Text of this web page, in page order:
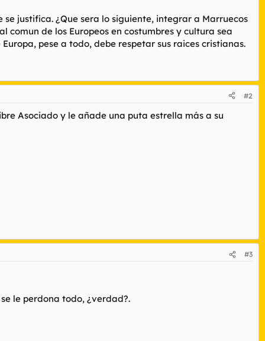
es un interés común. Sin embargo, Merkel ha
Ranking">pr</acronym>óximos años, en referencia a una
entre Turquía y la UE.
justifica. ¿Que sera lo siguiente, integrar a Marruecos
de los Europeos en costumbres y cultura sea
pese a todo, debe respetar sus raices cristianas.
#2
Asociado y le añade una puta estrella más a su
#3
le perdona todo, ¿verdad?.